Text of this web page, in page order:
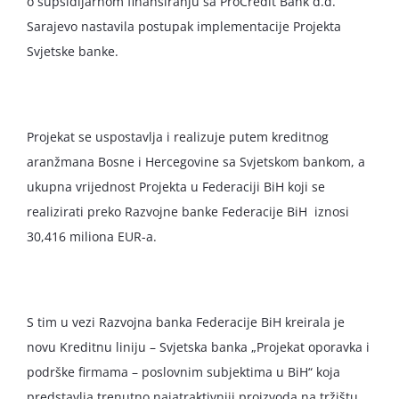
Sarajevo nastavila postupak implementacije Projekta
Svjetske banke.
Projekat se uspostavlja i realizuje putem kreditnog
aranžmana Bosne i Hercegovine sa Svjetskom bankom, a
ukupna vrijednost Projekta u Federaciji BiH koji se
realizirati preko Razvojne banke Federacije BiH iznosi
30,416 miliona EUR-a.
S tim u vezi Razvojna banka Federacije BiH kreirala je
novu Kreditnu liniju – Svjetska banka „Projekat oporavka i
podrške firmama – poslovnim subjektima u BiH“ koja